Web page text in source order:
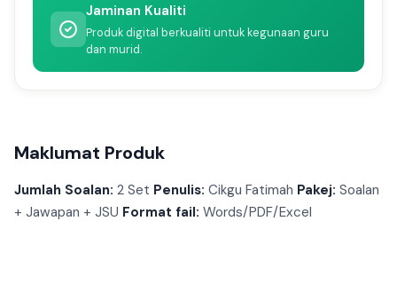
Jaminan Kualiti
Produk digital berkualiti untuk kegunaan guru
dan murid.
Maklumat Produk
Jumlah Soalan: 2 Set Penulis: Cikgu Fatimah Pakej: Soalan
+ Jawapan + JSU Format fail: Words/PDF/Excel